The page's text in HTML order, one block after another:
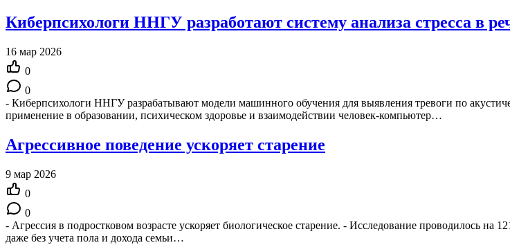
Киберпсихологи ННГУ разработают систему анализа стресса в
16 мар 2026
0
0
- Киберпсихологи ННГУ разрабатывают модели машинного обучения для выявления тревоги по
применение в образовании, психическом здоровье и взаимодействии человек-компьютер…
Агрессивное поведение ускоряет старение
9 мар 2026
0
0
- Агрессия в подростковом возрасте ускоряет биологическое старение. - Исследование проводилось на
даже без учета пола и дохода семьи…